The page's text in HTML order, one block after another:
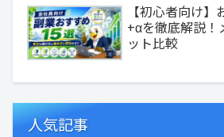
【初心者向け
+αを徹底解説！
ット比較
人気記事